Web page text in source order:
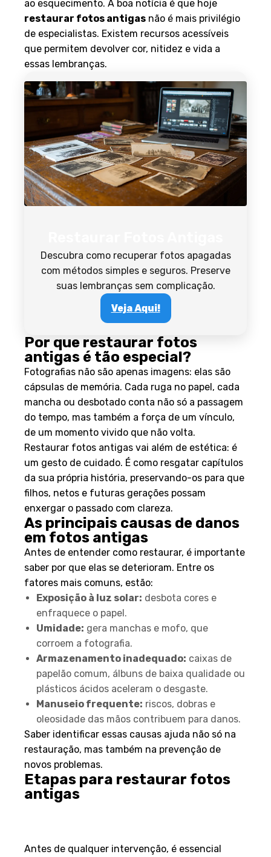
ao esquecimento. A boa notícia é que hoje
restaurar fotos antigas não é mais privilégio
de especialistas. Existem recursos acessíveis
que permitem devolver cor, nitidez e vida a
essas lembranças.
Descubra como recuperar fotos apagadas
com métodos simples e seguros. Preserve
suas lembranças sem complicação.
Veja Aqui!
Por que restaurar fotos
antigas é tão especial?
Fotografias não são apenas imagens: elas são
cápsulas de memória. Cada ruga no papel, cada
mancha ou desbotado conta não só a passagem
do tempo, mas também a força de um vínculo,
de um momento vivido que não volta.
Restaurar fotos antigas vai além de estética: é
um gesto de cuidado. É como resgatar capítulos
da sua própria história, preservando-os para que
filhos, netos e futuras gerações possam
enxergar o passado com clareza.
As principais causas de danos
em fotos antigas
Antes de entender como restaurar, é importante
saber por que elas se deterioram. Entre os
fatores mais comuns, estão:
Exposição à luz solar: desbota cores e
enfraquece o papel.
Umidade: gera manchas e mofo, que
corroem a fotografia.
Armazenamento inadequado: caixas de
papelão comum, álbuns de baixa qualidade ou
plásticos ácidos aceleram o desgaste.
Manuseio frequente: riscos, dobras e
oleosidade das mãos contribuem para danos.
Saber identificar essas causas ajuda não só na
restauração, mas também na prevenção de
novos problemas.
Etapas para restaurar fotos
antigas
Antes de qualquer intervenção, é essencial